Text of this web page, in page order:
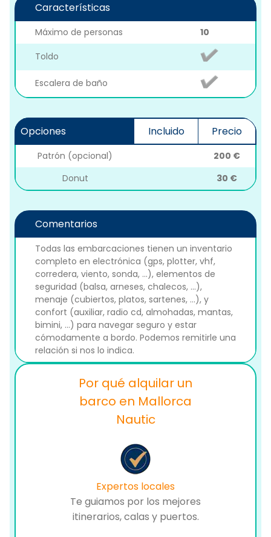
Características
Máximo de personas
10
Toldo
Escalera de baño
Opciones Incluido Precio
Patrón (opcional)
200 €
Donut
30 €
Comentarios
Todas las embarcaciones tienen un inventario
completo en electrónica (gps, plotter, vhf,
corredera, viento, sonda, ...), elementos de
seguridad (balsa, arneses, chalecos, ...),
menaje (cubiertos, platos, sartenes, ...), y
confort (auxiliar, radio cd, almohadas, mantas,
bimini, ...) para navegar seguro y estar
cómodamente a bordo. Podemos remitirle una
relación si nos lo indica.
Por qué alquilar un
barco en Mallorca
Nautic
Expertos locales
Te guiamos por los mejores
itinerarios, calas y puertos.